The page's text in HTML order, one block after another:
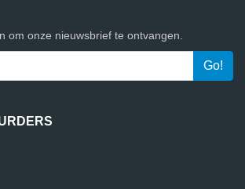
om onze nieuwsbrief te ontvangen.